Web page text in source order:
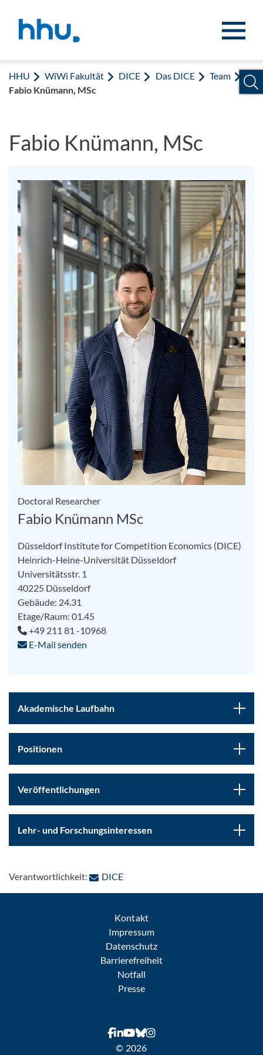
HHU WiWi Fakultät DICE Das DICE
Team
Fabio Knümann, MSc
Fabio Knümann, MSc
Doctoral Researcher
Fabio Knümann MSc
Düsseldorf Institute for Competition Economics (DICE)
Heinrich-Heine-Universität Düsseldorf
Universitätsstr. 1
40225 Düsseldorf
Gebäude: 24.31
Etage/Raum: 01.45
+49 211 81 -10968
E-Mail senden
Akademische Laufbahn
Positionen
Veröffentlichungen
Lehr- und Forschungsinteressen
Verantwortlichkeit: DICE: Per E-Mail kontaktieren
Kontakt
Impressum
Datenschutz
Barrierefreiheit
Notfall
Presse
© 2026